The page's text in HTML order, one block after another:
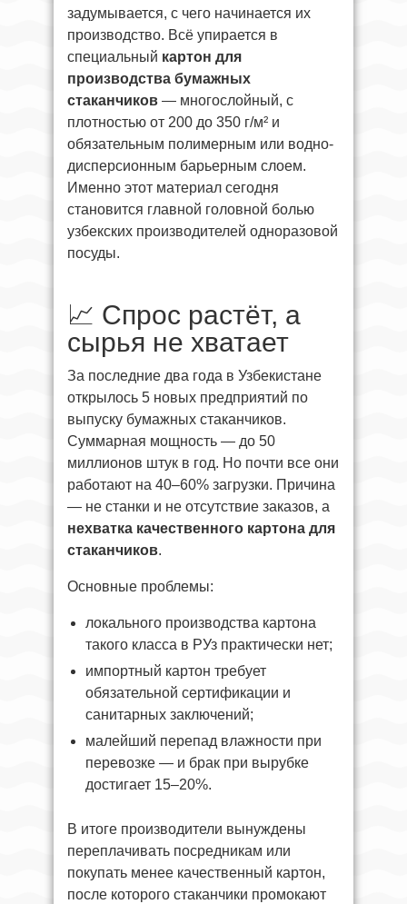
задумывается, с чего начинается их
производство. Всё упирается в
специальный картон для
производства бумажных
стаканчиков — многослойный, с
плотностью от 200 до 350 г/м² и
обязательным полимерным или водно-
дисперсионным барьерным слоем.
Именно этот материал сегодня
становится главной головной болью
узбекских производителей одноразовой
посуды.
📈 Спрос растёт, а
сырья не хватает
За последние два года в Узбекистане
открылось 5 новых предприятий по
выпуску бумажных стаканчиков.
Суммарная мощность — до 50
миллионов штук в год. Но почти все они
работают на 40–60% загрузки. Причина
— не станки и не отсутствие заказов, а
нехватка качественного картона для
стаканчиков.
Основные проблемы:
локального производства картона
такого класса в РУз практически нет;
импортный картон требует
обязательной сертификации и
санитарных заключений;
малейший перепад влажности при
перевозке — и брак при вырубке
достигает 15–20%.
В итоге производители вынуждены
переплачивать посредникам или
покупать менее качественный картон,
после которого стаканчики промокают